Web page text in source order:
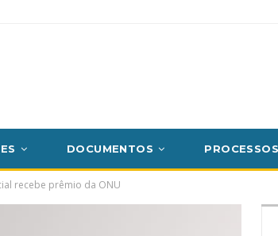
DOCUMENTOS PROCESSOS
recebe prêmio da ONU